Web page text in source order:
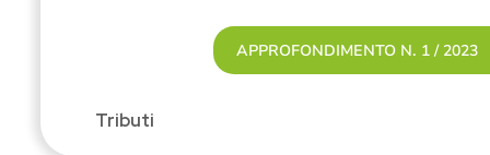
APPROFONDIMENTO N. 1 / 2023
Tributi